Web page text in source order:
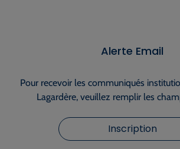
Alerte Email
Pour recevoir les communiqués
Lagardère, veuillez remplir les
Inscription